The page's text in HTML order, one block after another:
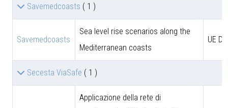
Savemedcoasts ( 1 )
Savemedcoasts
Sea level rise scenarios along the
Mediterranean coasts
UE
Secesta ViaSafe ( 1 )
Applicazione della rete di